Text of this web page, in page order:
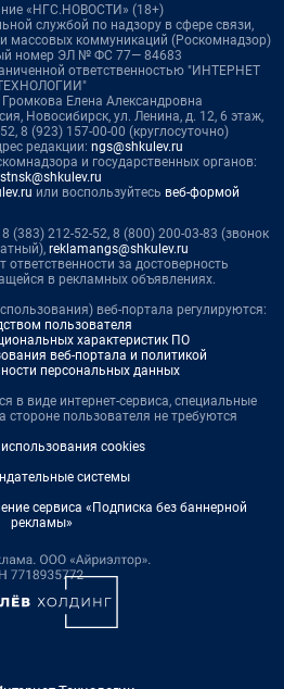
«НГС.НОВОСТИ» (18+)
службой по надзору в сфере связи,
массовых коммуникаций (Роскомнадзор)
номер ЭЛ № ФС 77— 84683
ответственностью "ИНТЕРНЕТ
Елена Александровна
Новосибирск, ул. Ленина, д. 12, 6 этаж,
8 (923) 157-00-00 (круглосуточно)
редакции: ngs@shkulev.ru
и государственных органов:
или воспользуйтесь веб-формой
(383) 212-52-52, 8 (800) 200-03-83 (звонок
reklamangs@shkulev.ru
ответственности за достоверность
в рекламных объявлениях.
веб-портала регулируются:
пользователя
характеристик ПО
веб-портала и политикой
персональных данных
в виде интернет-сервиса, специальные
стороне пользователя не требуются
cookies
системы
сервиса «Подписка без баннерной
рекламы»